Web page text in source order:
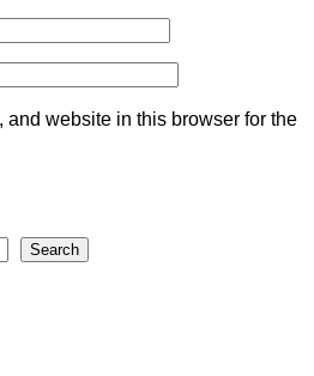
and website in this browser for the
Search